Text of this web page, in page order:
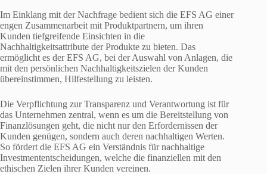
Im Einklang mit der Nachfrage bedient sich die EFS AG einer
engen Zusammenarbeit mit Produktpartnern, um ihren
Kunden tiefgreifende Einsichten in die
Nachhaltigkeitsattribute der Produkte zu bieten. Das
ermöglicht es der EFS AG, bei der Auswahl von Anlagen, die
mit den persönlichen Nachhaltigkeitszielen der Kunden
übereinstimmen, Hilfestellung zu leisten.
Die Verpflichtung zur Transparenz und Verantwortung ist für
das Unternehmen zentral, wenn es um die Bereitstellung von
Finanzlösungen geht, die nicht nur den Erfordernissen der
Kunden genügen, sondern auch deren nachhaltigen Werten.
So fördert die EFS AG ein Verständnis für nachhaltige
Investmententscheidungen, welche die finanziellen mit den
ethischen Zielen ihrer Kunden vereinen.